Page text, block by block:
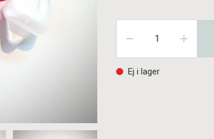
Ej i lager